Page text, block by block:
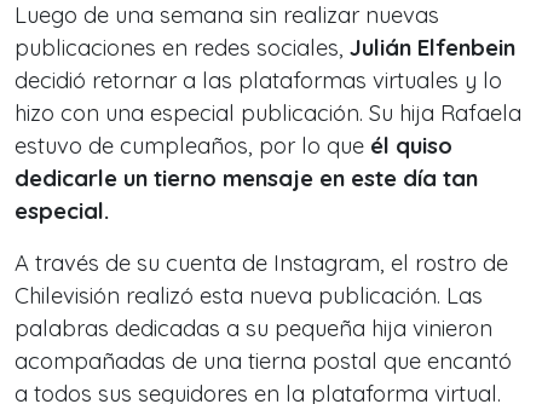
Luego de una semana sin realizar nuevas
publicaciones en redes sociales, Julián Elfenbein
decidió retornar a las plataformas virtuales y lo
hizo con una especial publicación. Su hija Rafaela
estuvo de cumpleaños, por lo que él quiso
dedicarle un tierno mensaje en este día tan
especial.
A través de su cuenta de Instagram, el rostro de
Chilevisión realizó esta nueva publicación. Las
palabras dedicadas a su pequeña hija vinieron
acompañadas de una tierna postal que encantó
a todos sus seguidores en la plataforma virtual.